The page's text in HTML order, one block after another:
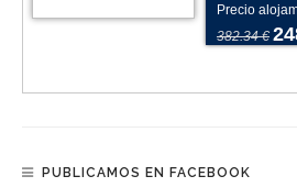
Precio
382.34 €
PUBLICAMOS EN FACEBOOK